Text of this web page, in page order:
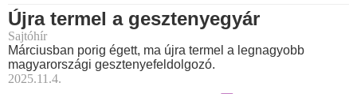
Újra termel a gesztenyegyár
Sajtóhír
Márciusban porig égett, ma újra termel a legnagyobb
magyarországi gesztenyefeldolgozó.
2025.11.4.